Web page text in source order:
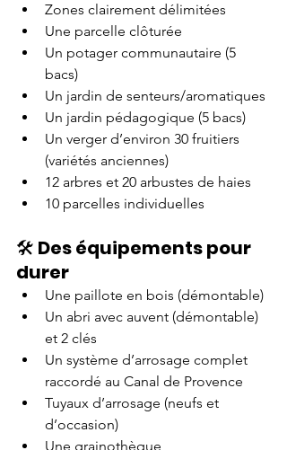
Zones clairement délimitées
Une parcelle clôturée
Un potager communautaire (5
bacs)
Un jardin de senteurs/aromatiques
Un jardin pédagogique (5 bacs)
Un verger d’environ 30 fruitiers
(variétés anciennes)
12 arbres et 20 arbustes de haies
10 parcelles individuelles
🛠️ Des équipements pour
durer
Une paillote en bois (démontable)
Un abri avec auvent (démontable)
et 2 clés
Un système d’arrosage complet
raccordé au Canal de Provence
Tuyaux d’arrosage (neufs et
d’occasion)
Une grainothèque